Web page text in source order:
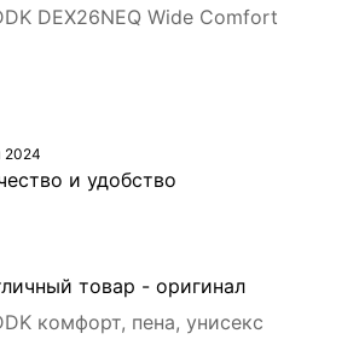
DEX26NEQ Wide Comfort
2024
и удобство
товар - оригинал
комфорт, пена, унисекс